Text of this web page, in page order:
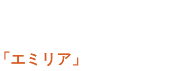
「エミリア」